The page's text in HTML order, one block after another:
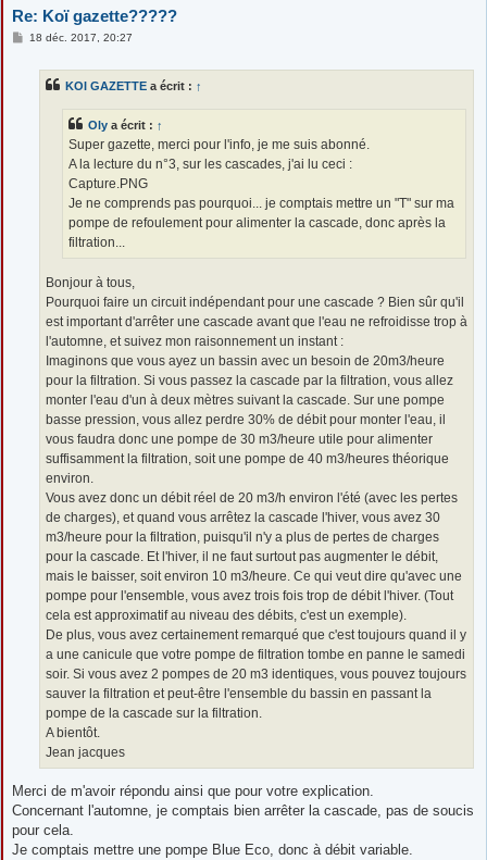
Re: Koï gazette?????
M18 déc. 2017, 20:27
KOI GAZETTE a écrit : ↑
Oly a écrit : ↑
Super gazette, merci pour l'info, je me suis abonné.
A la lecture du n°3, sur les cascades, j'ai lu ceci :
Capture.PNG
Je ne comprends pas pourquoi... je comptais mettre un "T" sur ma
pompe de refoulement pour alimenter la cascade, donc après la
filtration...
Bonjour à tous,
Pourquoi faire un circuit indépendant pour une cascade ? Bien sûr qu'il
est important d'arrêter une cascade avant que l'eau ne refroidisse trop à
l'automne, et suivez mon raisonnement un instant :
Imaginons que vous ayez un bassin avec un besoin de 20m3/heure
pour la filtration. Si vous passez la cascade par la filtration, vous allez
monter l'eau d'un à deux mètres suivant la cascade. Sur une pompe
basse pression, vous allez perdre 30% de débit pour monter l'eau, il
vous faudra donc une pompe de 30 m3/heure utile pour alimenter
suffisamment la filtration, soit une pompe de 40 m3/heures théorique
environ.
Vous avez donc un débit réel de 20 m3/h environ l'été (avec les pertes
de charges), et quand vous arrêtez la cascade l'hiver, vous avez 30
m3/heure pour la filtration, puisqu'il n'y a plus de pertes de charges
pour la cascade. Et l'hiver, il ne faut surtout pas augmenter le débit,
mais le baisser, soit environ 10 m3/heure. Ce qui veut dire qu'avec une
pompe pour l'ensemble, vous avez trois fois trop de débit l'hiver. (Tout
cela est approximatif au niveau des débits, c'est un exemple).
De plus, vous avez certainement remarqué que c'est toujours quand il y
a une canicule que votre pompe de filtration tombe en panne le samedi
soir. Si vous avez 2 pompes de 20 m3 identiques, vous pouvez toujours
sauver la filtration et peut-être l'ensemble du bassin en passant la
pompe de la cascade sur la filtration.
A bientôt.
Jean jacques
Merci de m'avoir répondu ainsi que pour votre explication.
Concernant l'automne, je comptais bien arrêter la cascade, pas de soucis
pour cela.
Je comptais mettre une pompe Blue Eco, donc à débit variable.